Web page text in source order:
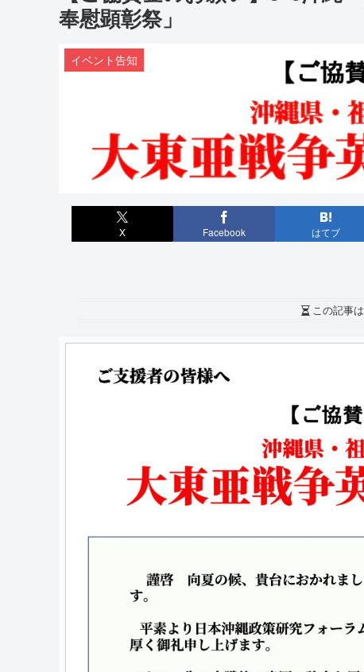
奉慰顕彰祭」
イベント告知
X Facebook はてブ
この記事は